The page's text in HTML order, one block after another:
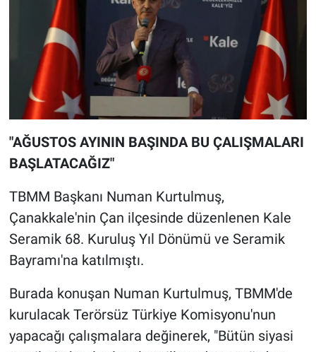
"AĞUSTOS AYININ BAŞINDA BU ÇALIŞMALARI
BAŞLATACAĞIZ"
TBMM Başkanı Numan Kurtulmuş,
Çanakkale'nin Çan ilçesinde düzenlenen Kale
Seramik 68. Kuruluş Yıl Dönümü ve Seramik
Bayramı'na katılmıştı.
Burada konuşan Numan Kurtulmuş, TBMM'de
kurulacak Terörsüz Türkiye Komisyonu'nun
yapacağı çalışmalara değinerek, "Bütün siyasi